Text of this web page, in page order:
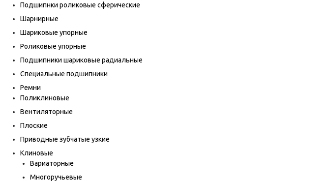
Подшипнки роликовые сферические
Шарнирные
Шариковые упорные
Роликовые упорные
Подшипники шариковые радиальные
Специальные подшипники
Ремни
Поликлиновые
Вентиляторные
Плоские
Приводные зубчатые узкие
Клиновые
Вариаторные
Многоручьевые